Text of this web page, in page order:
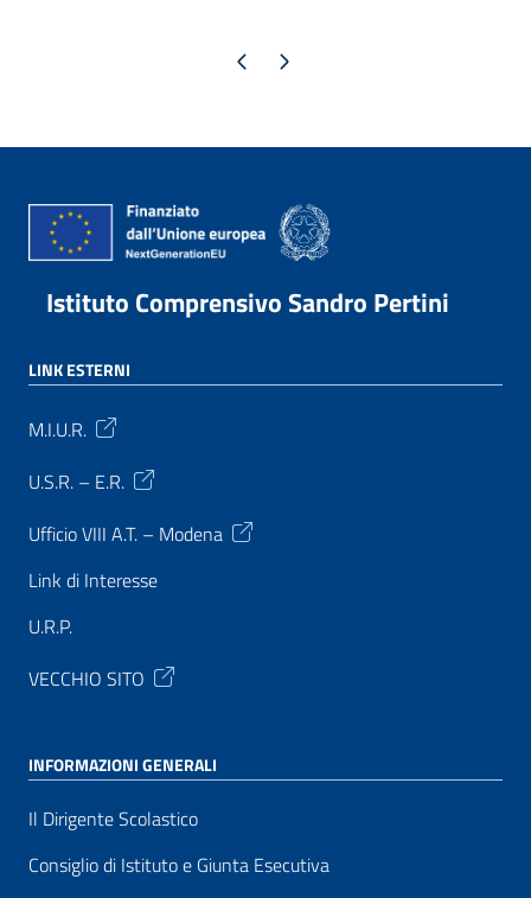
Pagina precedente
Pagina successiva
Istituto Comprensivo Sandro Pertini
LINK ESTERNI
M.I.U.R.
U.S.R. – E.R.
Ufficio VIII A.T. – Modena
Link di Interesse
U.R.P.
VECCHIO SITO
INFORMAZIONI GENERALI
Il Dirigente Scolastico
Consiglio di Istituto e Giunta Esecutiva